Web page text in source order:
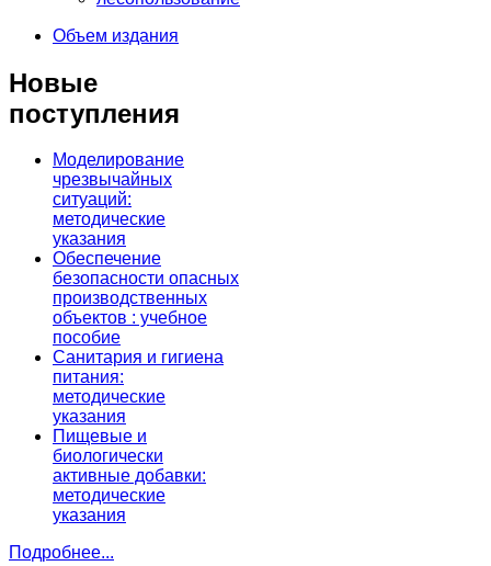
Объем издания
Новые
поступления
Моделирование
чрезвычайных
ситуаций:
методические
указания
Обеспечение
безопасности опасных
производственных
объектов : учебное
пособие
Санитария и гигиена
питания:
методические
указания
Пищевые и
биологически
активные добавки:
методические
указания
Подробнее...